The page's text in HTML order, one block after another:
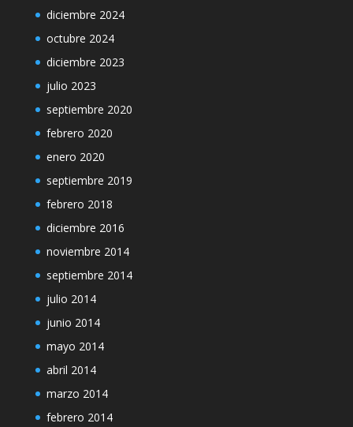
diciembre 2024
octubre 2024
diciembre 2023
julio 2023
septiembre 2020
febrero 2020
enero 2020
septiembre 2019
febrero 2018
diciembre 2016
noviembre 2014
septiembre 2014
julio 2014
junio 2014
mayo 2014
abril 2014
marzo 2014
febrero 2014